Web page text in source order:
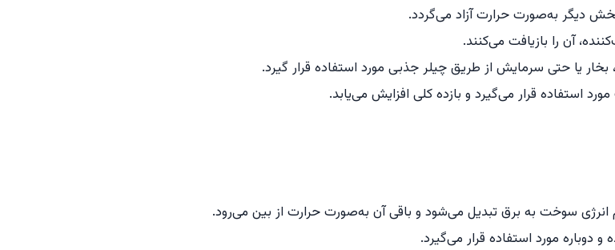
دیگر به‌صورت حرارت آزاد می‌گردد.
آن را بازیافت می‌کنند.
یا حتی سرمایش از طریق چیلر جذبی مورد استفاده قرار گیرد.
قرار می‌گیرد و بازده کلی افزایش می‌یابد.
انرژی سوخت به برق تبدیل می‌شود و باقی آن به‌صورت حرارت از بین می‌رود.